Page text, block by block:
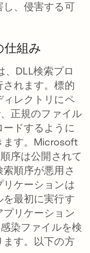
し、侵害する可
仕組み
DLL検索プロ
されます。標的
ィレクトリにペ
正規のファイル
ドするように
ます。Microsoft
序は公開されて
順序が悪用さ
ケーションは
最初に実行す
プリケーション
染ファイルを検
ます。以下の方